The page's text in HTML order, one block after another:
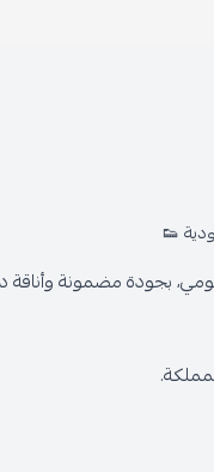
👟
بجودة مضمونة وأناقة